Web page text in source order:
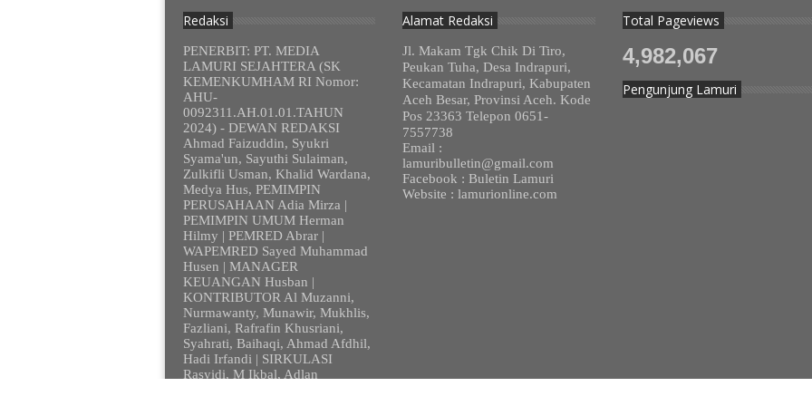
Redaksi
PENERBIT: PT. MEDIA
LAMURI SEJAHTERA (SK
KEMENKUMHAM RI Nomor:
AHU-
0092311.AH.01.01.TAHUN
2024) - DEWAN REDAKSI
Ahmad Faizuddin, Syukri
Syama'un, Sayuthi Sulaiman,
Zulkifli Usman, Khalid Wardana,
Medya Hus, PEMIMPIN
PERUSAHAAN Adia Mirza |
PEMIMPIN UMUM Herman
Hilmy | PEMRED Abrar |
WAPEMRED Sayed Muhammad
Husen | MANAGER
KEUANGAN Husban |
KONTRIBUTOR Al Muzanni,
Nurmawanty, Munawir, Mukhlis,
Fazliani, Rafrafin Khusriani,
Syahrati, Baihaqi, Ahmad Afdhil,
Hadi Irfandi | SIRKULASI
Rasyidi, M Ikbal, Adlan
Alamat Redaksi
Jl. Makam Tgk Chik Di Tiro,
Peukan Tuha, Desa Indrapuri,
Kecamatan Indrapuri, Kabupaten
Aceh Besar, Provinsi Aceh. Kode
Pos 23363 Telepon 0651-
7557738
Email :
lamuribulletin@gmail.com
Facebook : Buletin Lamuri
Website : lamurionline.com
Total Pageviews
4,982,067
Pengunjung Lamuri